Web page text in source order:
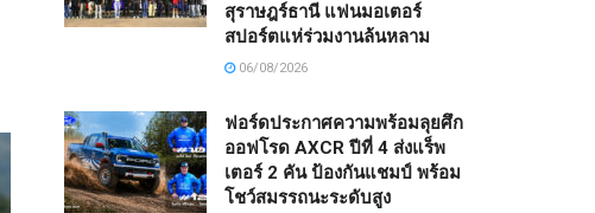
สุราษฎร์ธานี แฟนมอเตอร์
สปอร์ตแห่ร่วมงานล้นหลาม
06/08/2026
ฟอร์ดประกาศความพร้อมลุยศึก
ออฟโรด AXCR ปีที่ 4 ส่งแร็พ
เตอร์ 2 คัน ป้องกันแชมป์ พร้อม
โชว์สมรรถนะระดับสูง